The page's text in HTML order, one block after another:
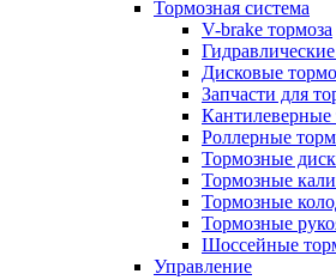
Тормозная система
V-brake тормоза
Дисковые
Запчасти для
Кантилеверные
Роллерные
Тормозные
Тормозные
Тормозные
Тормозные
Шоссейные
Управление